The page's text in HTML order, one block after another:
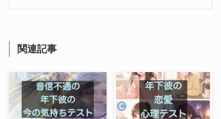
関連記事